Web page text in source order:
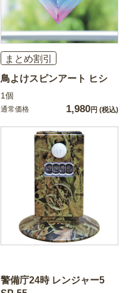
まとめ割引
鳥よけスピンアート ヒシ
1個
通常価格 1,980円 (税込)
警備庁24時 レンジャー5